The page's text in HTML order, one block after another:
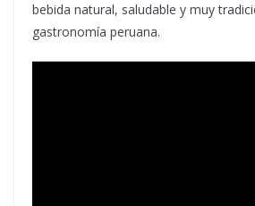
bebida natural, saludable y muy
gastronomía peruana.